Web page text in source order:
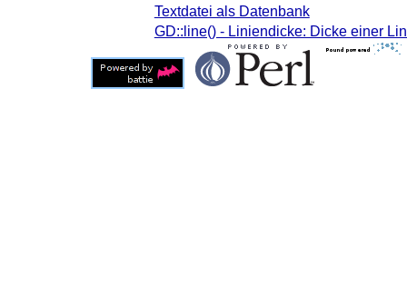
Textdatei als Datenbank
GD::line() - Liniendicke: Dicke einer